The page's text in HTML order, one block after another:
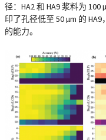
径：HA2 和 HA9 浆料为
印了孔径低至 50 µm 的
的能力。